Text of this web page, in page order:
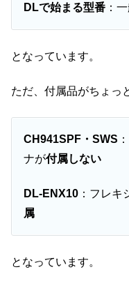
DLで始まる型番 ：
となっています。
ただ、付属品がちょっ
CH941SPF・SWS
ナが付属しない
DL-ENX10 ：フレ
属
となっています。